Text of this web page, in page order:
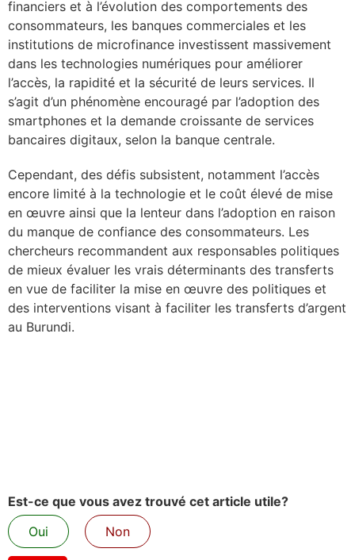
financiers et à l’évolution des comportements des
consommateurs, les banques commerciales et les
institutions de microfinance investissent massivement
dans les technologies numériques pour améliorer
l’accès, la rapidité et la sécurité de leurs services. Il
s’agit d’un phénomène encouragé par l’adoption des
smartphones et la demande croissante de services
bancaires digitaux, selon la banque centrale.
Cependant, des défis subsistent, notamment l’accès
encore limité à la technologie et le coût élevé de mise
en œuvre ainsi que la lenteur dans l’adoption en raison
du manque de confiance des consommateurs. Les
chercheurs recommandent aux responsables politiques
de mieux évaluer les vrais déterminants des transferts
en vue de faciliter la mise en œuvre des politiques et
des interventions visant à faciliter les transferts d’argent
au Burundi.
Est-ce que vous avez trouvé cet article utile?
Oui
Non